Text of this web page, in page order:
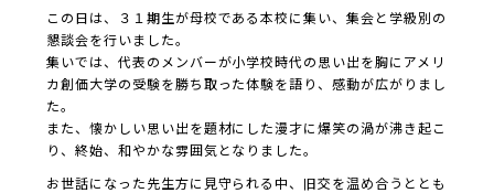
この日は、３１期生が母校である本校に集い、集会と学級別の
懇談会を行いました。
集いでは、代表のメンバーが小学校時代の思い出を胸にアメリ
カ創価大学の受験を勝ち取った体験を語り、感動が広がりまし
た。
また、懐かしい思い出を題材にした漫才に爆笑の渦が沸き起こ
り、終始、和やかな雰囲気となりました。
お世話になった先生方に見守られる中、旧交を温め合うととも